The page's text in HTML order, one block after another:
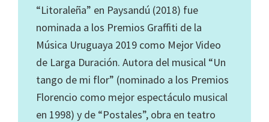
“Litoraleña” en Paysandú (2018) fue
nominada a los Premios Graffiti de la
Música Uruguaya 2019 como Mejor Video
de Larga Duración. Autora del musical “Un
tango de mi flor” (nominado a los Premios
Florencio como mejor espectáculo musical
en 1998) y de “Postales”, obra en teatro